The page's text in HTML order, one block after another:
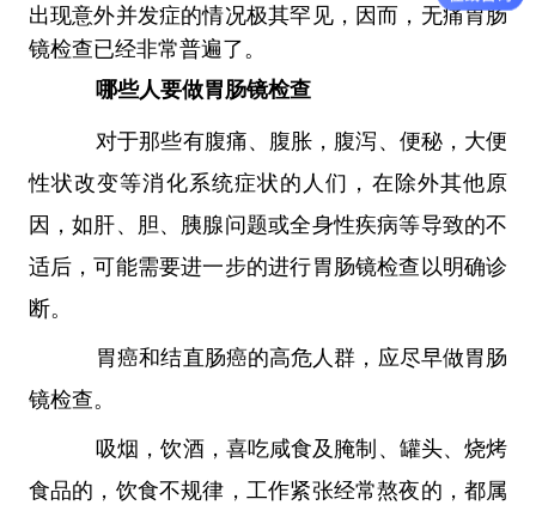
出现意外并发症的情况极其罕见，因而，无痛胃肠
镜检查已经非常普遍了。
哪些人要做胃肠镜检查
对于那些有腹痛、腹胀，腹泻、便秘，大便
性状改变等消化系统症状的人们，在除外其他原
因，如肝、胆、胰腺问题或全身性疾病等导致的不
适后，可能需要进一步的进行胃肠镜检查以明确诊
断。
胃癌和结直肠癌的高危人群，应尽早做胃肠
镜检查。
吸烟，饮酒，喜吃咸食及腌制、罐头、烧烤
食品的，饮食不规律，工作紧张经常熬夜的，都属